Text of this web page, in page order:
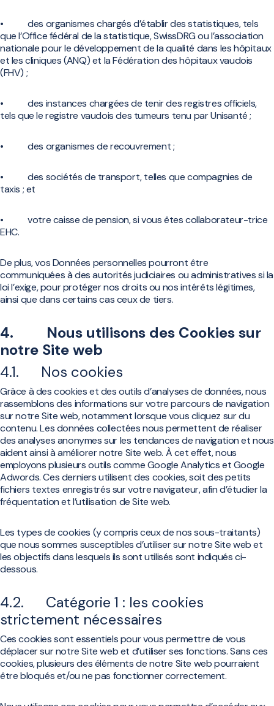
• des organismes chargés d’établir des statistiques, tels
que l’Office fédéral de la statistique, SwissDRG ou l’association
nationale pour le développement de la qualité dans les hôpitaux
et les cliniques (ANQ) et la Fédération des hôpitaux vaudois
(FHV) ;
• des instances chargées de tenir des registres officiels,
tels que le registre vaudois des tumeurs tenu par Unisanté ;
• des organismes de recouvrement ;
• des sociétés de transport, telles que compagnies de
taxis ; et
• votre caisse de pension, si vous êtes collaborateur-trice
EHC.
De plus, vos Données personnelles pourront être
communiquées à des autorités judiciaires ou administratives si la
loi l’exige, pour protéger nos droits ou nos intérêts légitimes,
ainsi que dans certains cas ceux de tiers.
4. Nous utilisons des Cookies sur
notre Site web
4.1. Nos cookies
Grâce à des cookies et des outils d’analyses de données, nous
rassemblons des informations sur votre parcours de navigation
sur notre Site web, notamment lorsque vous cliquez sur du
contenu. Les données collectées nous permettent de réaliser
des analyses anonymes sur les tendances de navigation et nous
aident ainsi à améliorer notre Site web. À cet effet, nous
employons plusieurs outils comme Google Analytics et Google
Adwords. Ces derniers utilisent des cookies, soit des petits
fichiers textes enregistrés sur votre navigateur, afin d’étudier la
fréquentation et l’utilisation de Site web.
Les types de cookies (y compris ceux de nos sous-traitants)
que nous sommes susceptibles d’utiliser sur notre Site web et
les objectifs dans lesquels ils sont utilisés sont indiqués ci-
dessous.
4.2. Catégorie 1 : les cookies
strictement nécessaires
Ces cookies sont essentiels pour vous permettre de vous
déplacer sur notre Site web et d’utiliser ses fonctions. Sans ces
cookies, plusieurs des éléments de notre Site web pourraient
être bloqués et/ou ne pas fonctionner correctement.